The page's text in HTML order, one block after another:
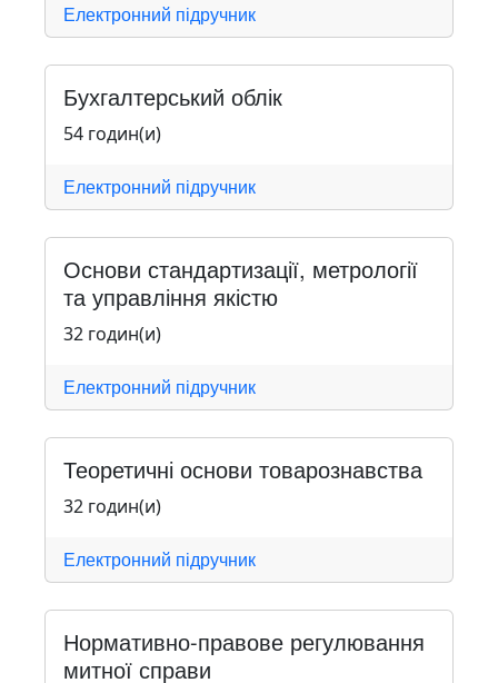
Електронний підручник
Бухгалтерський облік
54 годин(и)
Електронний підручник
Основи стандартизації, метрології
та управління якістю
32 годин(и)
Електронний підручник
Теоретичні основи товарознавства
32 годин(и)
Електронний підручник
Нормативно-правове регулювання
митної справи